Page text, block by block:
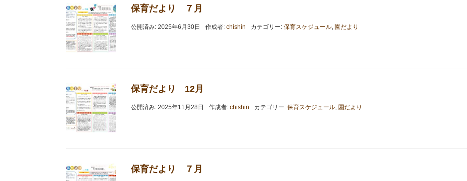
保育だより ７月
公開済み: 2025年6月30日 作成者: chishin カテゴリー: 保育スケジュール 園だより
保育だより 12月
公開済み: 2025年11月28日 作成者: chishin カテゴリー: 保育スケジュール 園だより
保育だより ７月